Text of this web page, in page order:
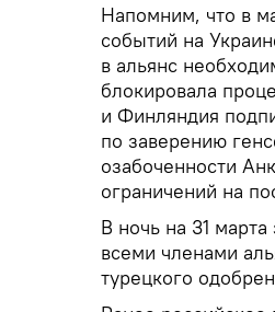
Напомним, что в
событий на
в альянс
блокировала
и Финляндия
по заверению
озабоченности
ограничений на
В ночь на 31
всеми членами
турецкого